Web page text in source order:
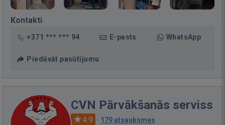
Kontakti
+371 *** *** 94 E-pasts WhatsApp
Piedāvāt pasūtījumu
CVN Pārvākšanās serviss
4.9 · 179 atsauksmes